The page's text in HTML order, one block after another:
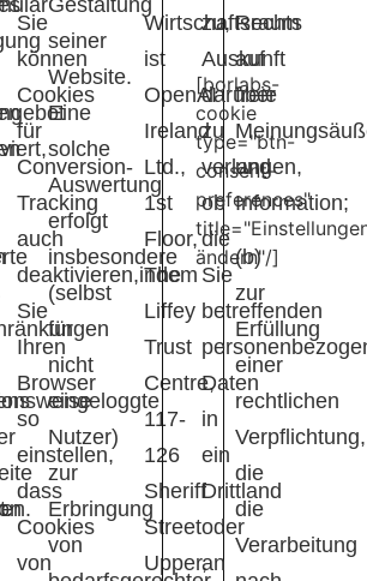
Sie
können
Cookies
für
Conversion-
Tracking
auch
deaktivieren,indem
Sie
Ihren
Browser
so
einstellen,
dass
Cookies
von
Gestaltung
seiner
Website.
Eine
solche
Auswertung
erfolgt
insbesondere
(selbst
für
nicht
eingeloggte
Nutzer)
zur
Erbringung
von
Wirtschaftsraum
ist
OpenAI
Ireland
Ltd.,
1st
Floor,
The
Liffey
Trust
Centre,
117-
126
Sheriff
Street
Upper,
[borlabs-
cookie
type="btn-
consent-
preferences"
ändern"/]
zu,
Auskunft
darüber
zu
verlangen,
ob
die
Sie
betreffenden
Daten
in
ein
Drittland
oder
an
Rechts
auf
freie
und
Information;
(b)
zur
Erfüllung
einer
rechtlichen
Verpflichtung,
die
die
Verarbeitung